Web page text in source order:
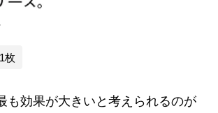
枚
効果が大きいと考えられるのが